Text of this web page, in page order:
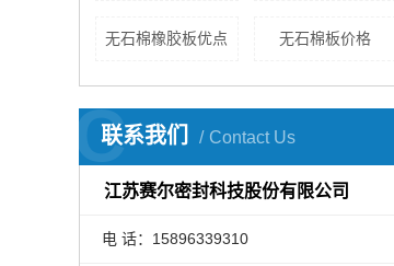
无石棉橡胶板优点 无石棉板价格
联系我们 Contact Us
C
江苏赛尔密封科技股份有限公司
电 话：15896339310